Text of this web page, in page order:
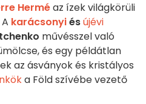
Herméaz ízek világkörüli
karácsonyiésújévi
művésszel való
és egy példátlan
az ásványok és kristályos
a Föld szívébe vezető